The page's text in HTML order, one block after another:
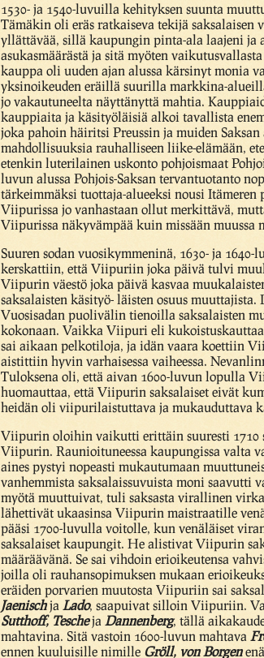
1530- ja 1540-luvuilla kehityksen suunta
Tämäkin oli eräs ratkaiseva tekijä
yllättävää, sillä kaupungin pinta-ala laajeni ja
asukasmäärästä ja sitä myöten
kauppa oli uuden ajan alussa kärsinyt monia
yksinoikeuden eräillä suurilla markkina-
jo vakautuneelta näyttänyttä mahtia.
kauppiaita ja käsityöläisiä alkoi tavallista
joka pahoin häiritsi Preussin ja muiden
mahdollisuuksia rauhalliseen liike-elämään,
etenkin luterilainen uskonto pohjoismaat
luvun alussa Pohjois-Saksan tervantuotanto
tärkeimmäksi tuottaja-alueeksi nousi
Viipurissa jo vanhastaan ollut merkittävä,
Viipurissa näkyvämpää kuin missään muussa
Suuren sodan vuosikymmeninä, 1630- ja
kerskattiin, että Viipuriin joka päivä tulvi
Viipurin väestö joka päivä kasvaa
saksalaisten käsityö- läisten osuus
Vuosisadan puolivälin tienoilla saksalaisten
kokonaan. Vaikka Viipuri eli
sai aikaan pelkotiloja, ja idän vaara koettiin
aistittiin hyvin varhaisessa vaiheessa.
Tuloksena oli, että aivan 1600-luvun lopulla
huomauttaa, että Viipurin saksalaiset eivät
heidän oli viipurilaistuttava ja mukauduttava
Viipurin oloihin vaikutti erittäin suuresti 1710
Viipurin. Raunioituneessa kaupungissa valta
aines pystyi nopeasti mukautumaan
vanhemmista saksalaissuvuista moni saavutti
myötä muuttuivat, tuli saksasta virallinen
lähettivät ukaasinsa Viipurin maistraatille
pääsi 1700-luvulla voitolle, kun venäläiset
saksalaiset kaupungit. He alistivat Viipurin
määräävänä. Se sai vihdoin erioikeutensa
joilla oli rauhansopimuksen mukaan
eräiden porvarien muutosta Viipuriin sai
Jaenischja Lado, saapuivat silloin Viipuriin.
Sutthoff, Tescheja Dannenberg, tällä
mahtavina. Sitä vastoin 1600-luvun mahtava
ennen kuuluisille nimille Gröll, von Borgen